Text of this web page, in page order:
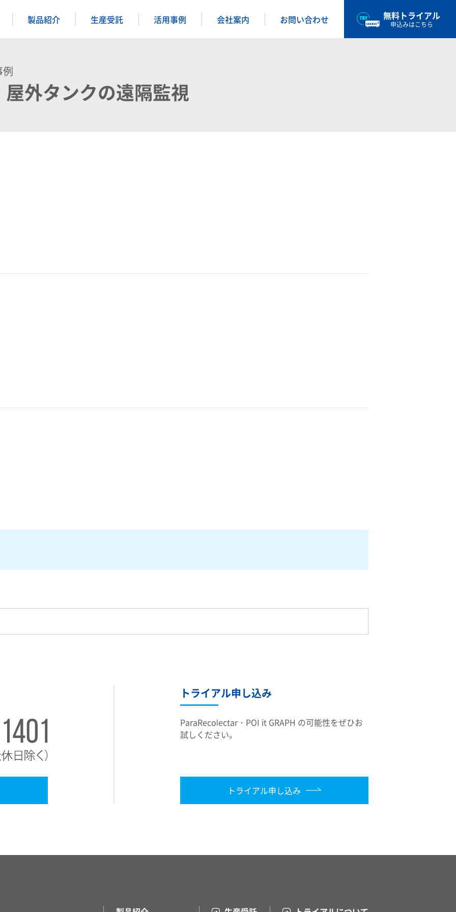
製品紹介 生産受託 活用事例 会社案内 お問い合わせ 無料トライアル
申込みはこちら
外タンクの遠隔監視
トライアル申し込み
ParaRecolectar・POI it GRAPH の可能性をぜひお
試しください。
トライアル申し込み